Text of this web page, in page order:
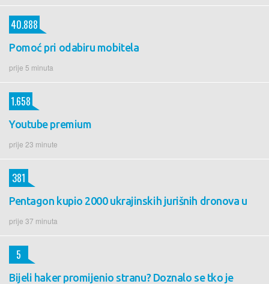
Pomoć pri odabiru mobitela
prije 5 minuta
40.888
Youtube premium
prije 23 minute
1.658
Pentagon kupio 2000 ukrajinskih jurišnih dronova u
prije 37 minuta
381
Bijeli haker promijenio stranu? Doznalo se tko je
5